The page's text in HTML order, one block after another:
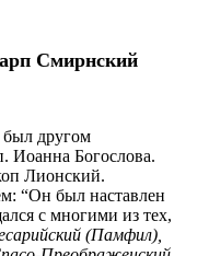
Смирнский
другом
Иоанна Богослова.
Лионский.
“Он был наставлен
с многими из тех,
(Памфил),